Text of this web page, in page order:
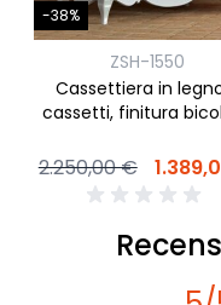
-38%
ZSH-1550
Cassettiera in
cassetti, finitura
2.250,00 €